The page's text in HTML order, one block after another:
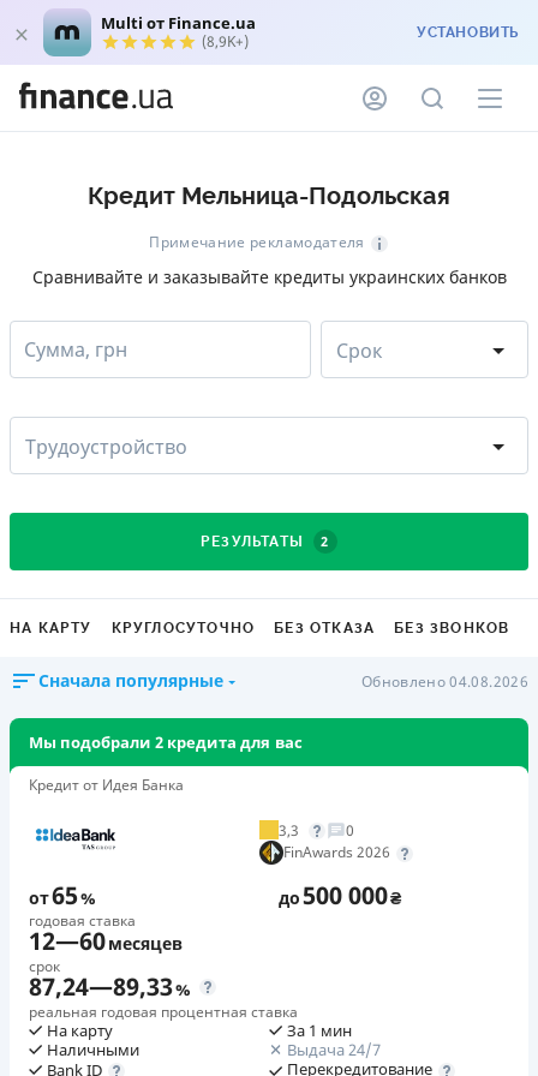
Multi от Finance.ua
(8,9K+) УСТАНОВИТЬ
Кредит Мельница-Подольская
Примечание рекламодателя
Сравнивайте и заказывайте кредиты украинских банков
Сумма, грн Срок
Трудоустройство
РЕЗУЛЬТАТЫ 2
НА КАРТУ КРУГЛОСУТОЧНО БЕЗ ОТКАЗА БЕЗ ЗВОНКОВ
Сначала популярные Обновлено 04.08.2026
Мы подобрали 2 кредита для вас
Кредит от Идея Банка
3,3
0
FinAwards 2026
от65%
годовая ставка
до500 000₴
12—60месяцев
срок
87,24—89,33%
реальная годовая процентная ставка
На карту
Наличными
Bank ID
За 1 мин
Выдача 24/7
Перекредитование